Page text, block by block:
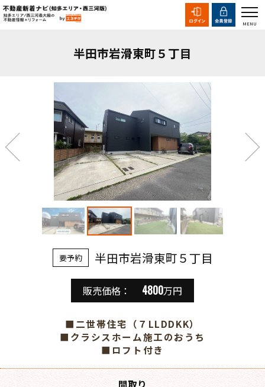
半田市岩滑東町５丁目
要予約 半田市岩滑東町５丁目
販売価格： 4800万円
■二世帯住宅（７LLDDKK）
■クラシスホーム施工のおうち
■ロフト付き
間取り